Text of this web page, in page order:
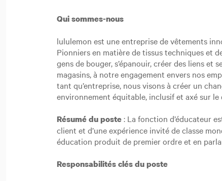
Qui sommes-nous
lululemon est une entreprise de vêtements
Pionniers en matière de tissus techniques et
gens de bouger, s’épanouir, créer des liens
magasins, à notre engagement envers nos
tant qu’entreprise, nous visons à créer un
environnement équitable, inclusif et axé sur
Résumé du poste: La fonction d’éducateur
client et d’une expérience invité de classe
éducation produit de premier ordre et en
Responsabilités clés du poste